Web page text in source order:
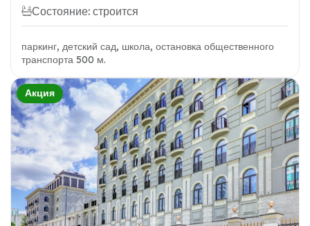
Состояние: строится
паркинг, детский сад, школа, остановка общественного
транспорта 500 м.
Акция